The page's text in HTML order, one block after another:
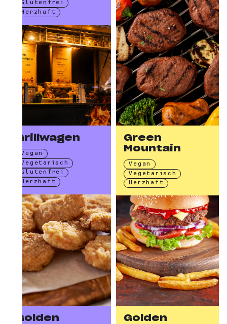
Glutenfrei
Herzhaft
Grillwagen
Vegan
Vegetarisch
Glutenfrei
Herzhaft
Green
Mountain
Vegan
Vegetarisch
Herzhaft
Golden
Golden